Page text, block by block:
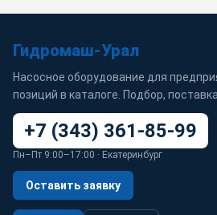
Гидромаш-Урал
Насосное оборудование для
позиций в каталоге. Подбор,
+7 (343) 361-85-99
Пн–Пт 9:00–17:00 · Екатеринбург
Оставить заявку